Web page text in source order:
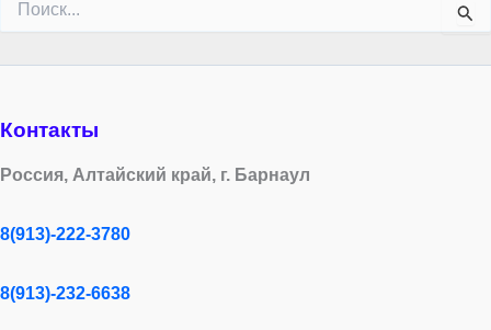
Контакты
Россия, Алтайский край, г. Барнаул
8(913)-222-3780
8(913)-232-6638